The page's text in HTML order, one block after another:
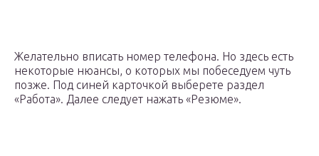
Желательно вписать номер телефона. Но здесь есть
некоторые нюансы, о которых мы побеседуем чуть
позже. Под синей карточкой выберете раздел
«Работа». Далее следует нажать «Резюме».